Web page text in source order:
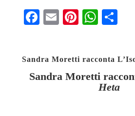
Fa
ok
E
Pi
es
t
W
A
pp
Sandra Moretti racconta
Sandra Moretti
Heta